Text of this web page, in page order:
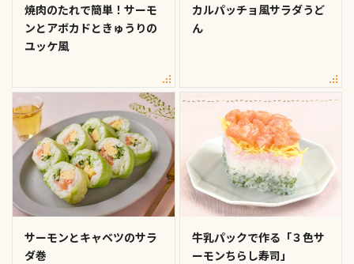
焼肉のたれで簡単！サーモ
ンとアボカドときゅうりの
ユッケ風
カルパッチョ風サラダうど
ん
サーモンとキャベツのサラ
ダ巻
牛乳パックで作る「３色サ
ーモンちらし寿司」